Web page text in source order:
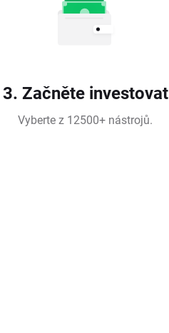
3. Začněte investovat
Vyberte z 12500+ nástrojů.